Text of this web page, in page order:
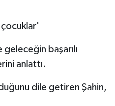
çocuklar'
başarılı
anlattı.
dile getiren Şahin,